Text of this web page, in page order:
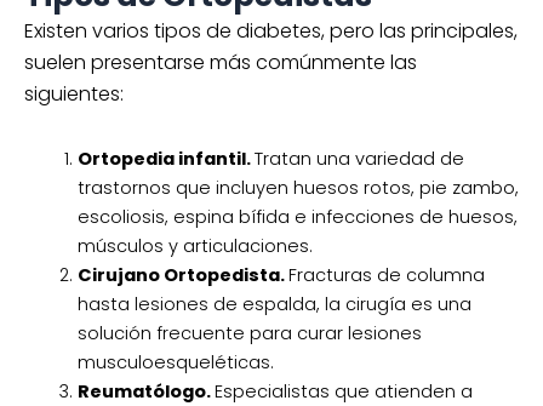
Existen varios tipos de diabetes, pero las principales,
suelen presentarse más comúnmente las
siguientes:
Ortopedia infantil.Tratan una variedad de
trastornos que incluyen huesos rotos, pie zambo,
escoliosis, espina bífida e infecciones de huesos,
músculos y articulaciones.
Cirujano Ortopedista.Fracturas de columna
hasta lesiones de espalda, la cirugía es una
solución frecuente para curar lesiones
musculoesqueléticas.
Reumatólogo.Especialistas que atienden a